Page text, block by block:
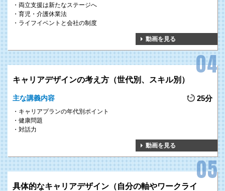
両立支援は新たなステージへ
育児・介護休業法
ライフイベントと会社の制度
動画を見る
キャリアデザインの考え方（世代別、スキル別）
主な講義内容 25分
キャリアプランの年代別ポイント
健康問題
対話力
動画を見る
具体的なキャリアデザイン（自分の軸やワークライ